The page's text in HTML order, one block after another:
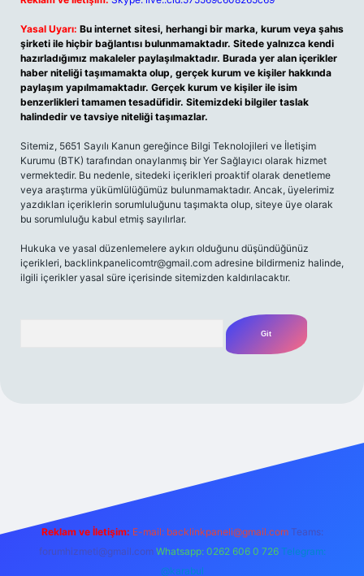
Yasal Uyarı: Bu internet sitesi, herhangi bir marka, kurum veya şahıs
şirketi ile hiçbir bağlantısı bulunmamaktadır. Sitede yalnızca kendi
hazırladığımız makaleler paylaşılmaktadır. Burada yer alan içerikler
haber niteliği taşımamakta olup, gerçek kurum ve kişiler hakkında
paylaşım yapılmamaktadır. Gerçek kurum ve kişiler ile isim
benzerlikleri tamamen tesadüfidir. Sitemizdeki bilgiler taslak
halindedir ve tavsiye niteliği taşımazlar.
Sitemiz, 5651 Sayılı Kanun gereğince Bilgi Teknolojileri ve İletişim
Kurumu (BTK) tarafından onaylanmış bir Yer Sağlayıcı olarak hizmet
vermektedir. Bu nedenle, sitedeki içerikleri proaktif olarak denetleme
veya araştırma yükümlülüğümüz bulunmamaktadır. Ancak, üyelerimiz
yazdıkları içeriklerin sorumluluğunu taşımakta olup, siteye üye olarak
bu sorumluluğu kabul etmiş sayılırlar.
Hukuka ve yasal düzenlemelere aykırı olduğunu düşündüğünüz
içerikleri, backlinkpanelicomtr@gmail.com adresine bildirmeniz halinde,
ilgili içerikler yasal süre içerisinde sitemizden kaldırılacaktır.
Reklam ve İletişim: E-mail: backlinkpaneli@gmail.com Teams:
forumhizmeti@gmail.com Whatsapp: 0262 606 0 726 Telegram:
@karabul